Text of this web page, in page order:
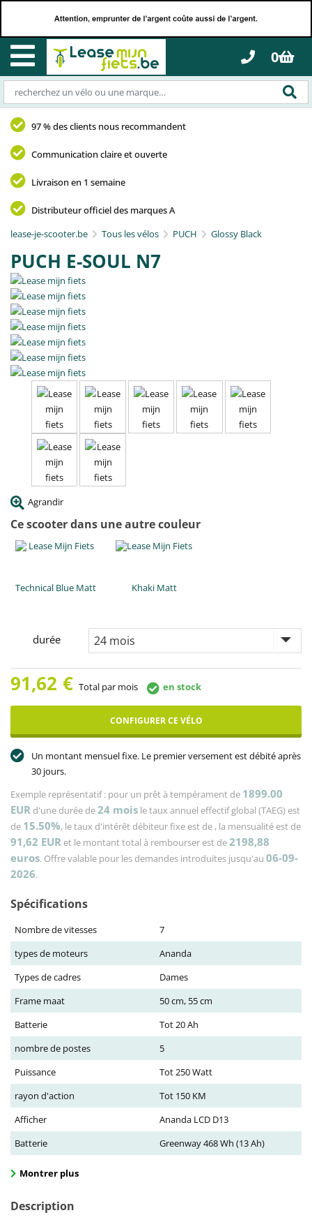
0
97 % des clients nous recommandent
Communication claire et ouverte
Livraison en 1 semaine
Distributeur officiel des marques A
lease-je-scooter.be
Tous les vélos PUCH Glossy Black
PUCH E-SOUL N7
Agrandir
Ce scooter dans une autre couleur
Technical Blue Matt Khaki Matt
durée
91,62 € Total par mois en stock
CONFIGURER CE VÉLO
Un montant mensuel fixe. Le premier versement est débité après
30 jours.
Exemple représentatif : pour un prêt à tempérament de 1899.00
EURd'une durée de24 mois le taux annuel effectif global (TAEG) est
de 15.50%, le taux d'intérêt débiteur fixe est de , la mensualité est de
91,62 EURet le montant total à rembourser est de2198,88
euros. Offre valable pour les demandes introduites jusqu'au 06-09-
2026.
Spécifications
Nombre de vitesses
7
types de moteurs
Ananda
Types de cadres
Dames
Frame maat
50 cm, 55 cm
Batterie
Tot 20 Ah
nombre de postes
5
Puissance
Tot 250 Watt
rayon d'action
Tot 150 KM
Afficher
Ananda LCD D13
Batterie
Greenway 468 Wh (13 Ah)
Montrer plus
Description